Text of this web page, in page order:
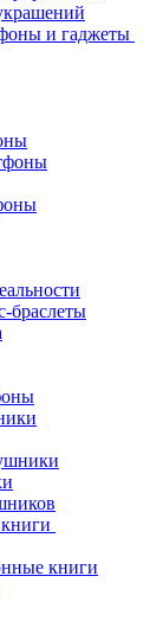
и гаджеты
браслеты
книги